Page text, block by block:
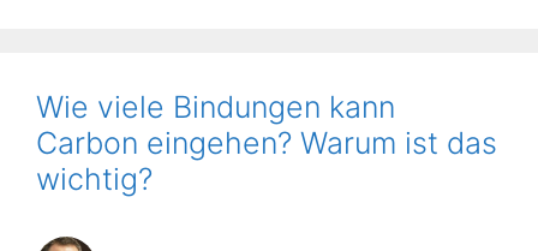
Wie viele Bindungen kann
Carbon eingehen? Warum ist das
wichtig?